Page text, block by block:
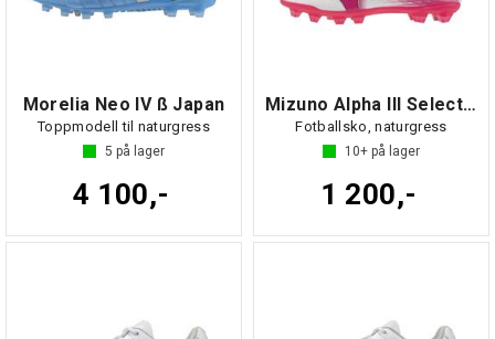
Morelia Neo IV ß Japan
Toppmodell til naturgress
5 på lager
4 100,-
Mizuno Alpha III Select Jr
Fotballsko, naturgress
10+ på lager
1 200,-